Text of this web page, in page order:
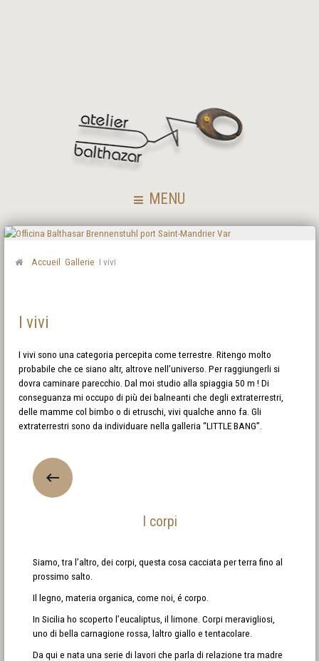
MENU
Accueil Gallerie I vivi
I vivi
I vivi sono una categoria percepita come terrestre. Ritengo molto
probabile che ce siano altr, altrove nell’universo. Per raggiungerli si
dovra caminare parecchio. Dal moi studio alla spiaggia 50 m ! Di
conseguanza mi occupo di più dei balneanti che degli extraterrestri,
delle mamme col bimbo o di etruschi, vivi qualche anno fa. Gli
extraterrestri sono da individuare nella galleria “LITTLE BANG”.
I corpi
Siamo, tra l’altro, dei corpi, questa cosa cacciata per terra fino al
prossimo salto.
Il legno, materia organica, come noi, é corpo.
In Sicilia ho scoperto l’eucaliptus, il limone. Corpi meravigliosi,
uno di bella carnagione rossa, laltro giallo e tentacolare.
Da qui e nata una serie di lavori che parla di relazione tra madre